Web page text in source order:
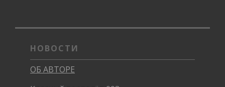
НОВОСТИ
ОБ АВТОРЕ